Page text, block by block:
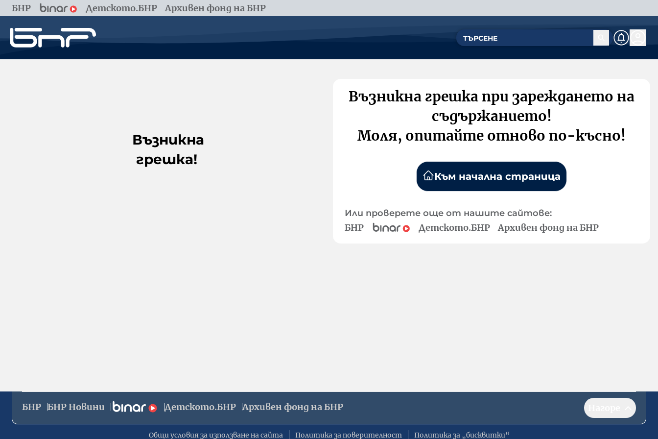
БНР Детското.БНР Архивен фонд на БНР
Възникна
грешка!
Възникна грешка при зареждането на
съдържанието!
Моля, опитайте отново по-късно!
Към начална страница
Или проверете още от нашите сайтове:
БНР Детското.БНР Архивен фонд на БНР
БНР БНР Новини Детското.БНР Архивен фонд на БНР
Общи условия за използване на сайта Политика за поверителност Политика за „бисквитки“